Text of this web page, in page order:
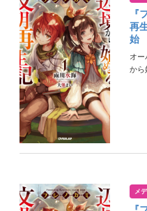
『
再
始
オー
から
メ